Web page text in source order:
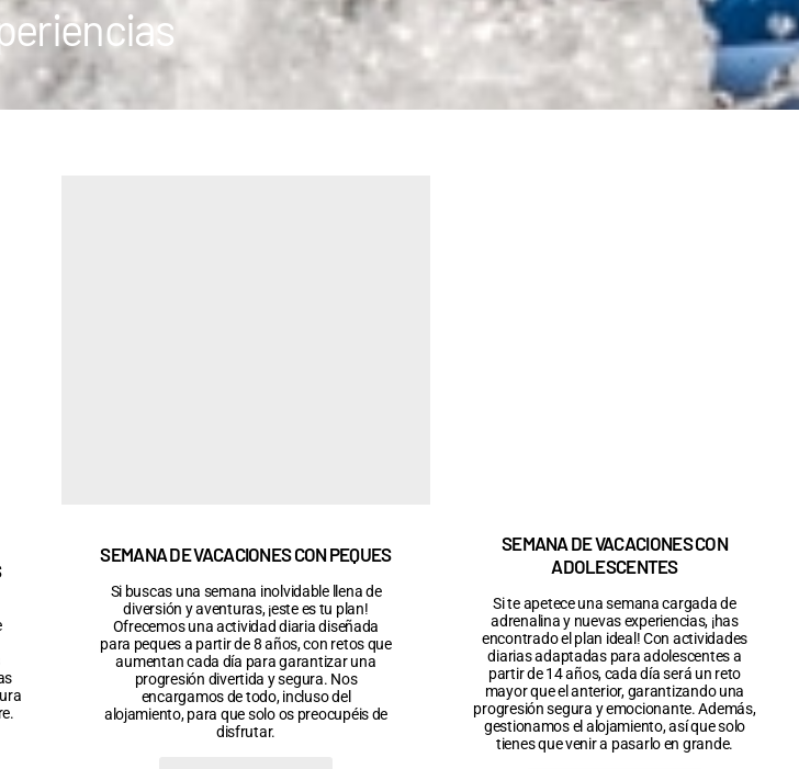
SEMANA DE VACACIONES CON PEQUES
Si buscas una semana inolvidable llena de
diversión y aventuras, ¡este es tu plan!
Ofrecemos una actividad diaria diseñada
para peques a partir de 8 años, con retos que
aumentan cada día para garantizar una
progresión divertida y segura. Nos
encargamos de todo, incluso del
alojamiento, para que solo os preocupéis de
disfrutar.
SEMANA DE VACACIONES CON
ADOLESCENTES
Si te apetece una semana cargada de
adrenalina y nuevas experiencias, ¡has
encontrado el plan ideal! Con actividades
diarias adaptadas para adolescentes a
partir de 14 años, cada día será un reto
mayor que el anterior, garantizando una
progresión segura y emocionante. Además,
gestionamos el alojamiento, así que solo
tienes que venir a pasarlo en grande.